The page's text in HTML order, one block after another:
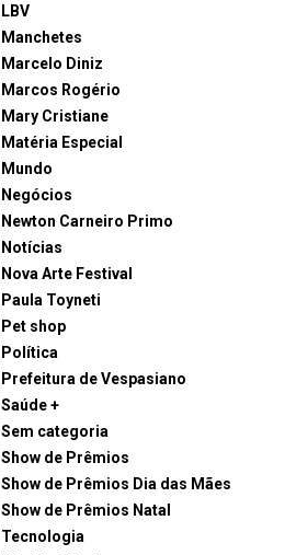
LBV
Manchetes
Marcelo Diniz
Marcos Rogério
Mary Cristiane
Matéria Especial
Mundo
Negócios
Newton Carneiro Primo
Notícias
Nova Arte Festival
Paula Toyneti
Pet shop
Política
Prefeitura de Vespasiano
Saúde +
Sem categoria
Show de Prêmios
Show de Prêmios Dia das Mães
Show de Prêmios Natal
Tecnologia